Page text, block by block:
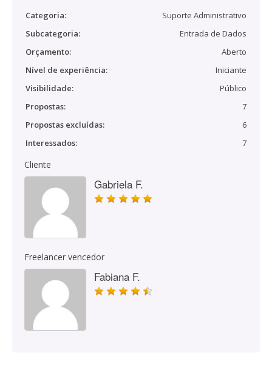
Categoria:
Suporte Administrativo
Subcategoria:
Entrada de Dados
Orçamento:
Aberto
Nível de experiência:
Iniciante
Visibilidade:
Público
Propostas:
7
Propostas excluídas:
6
Interessados:
7
Cliente
Gabriela F.
Freelancer vencedor
Fabiana F.